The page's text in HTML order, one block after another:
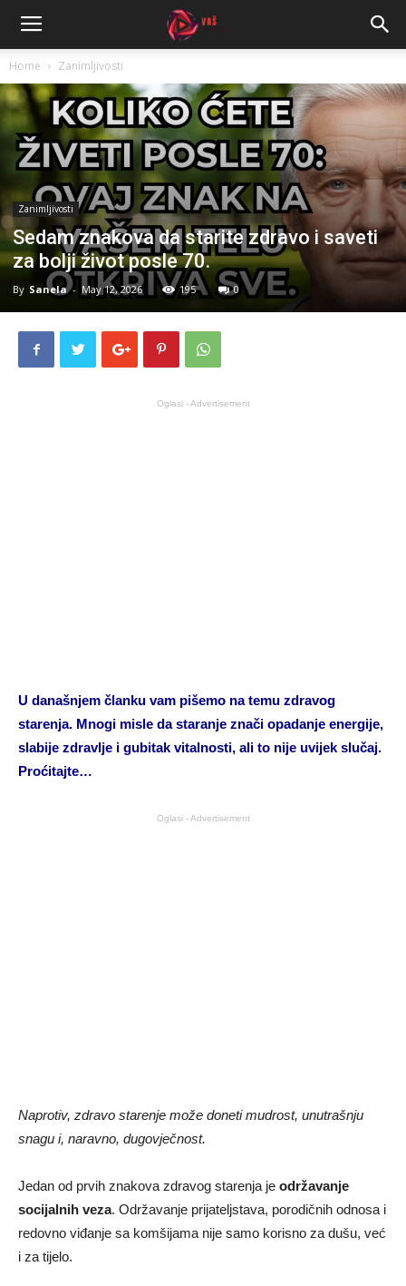
Home Zanimljivosti
Zanimljivosti
Sedam znakova da starite zdravo i saveti
za bolji život posle 70.
By Sanela - May 12, 2026 195 0
Oglasi - Advertisement
U današnjem članku vam pišemo na temu zdravog
starenja. Mnogi misle da staranje znači opadanje energije,
slabije zdravlje i gubitak vitalnosti, ali to nije uvijek slučaj.
Proćitajte…
Oglasi - Advertisement
Naprotiv, zdravo starenje može doneti mudrost, unutrašnju
snagu i, naravno, dugovječnost.
Jedan od prvih znakova zdravog starenja je održavanje
socijalnih veza. Održavanje prijateljstava, porodičnih odnosa i
redovno viđanje sa komšijama nije samo korisno za dušu, već
i za tijelo.